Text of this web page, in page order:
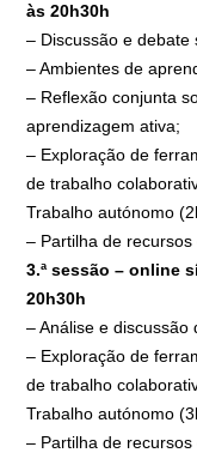
às 20h30h
– Discussão e debate
– Ambientes de
– Reflexão conjunta
aprendizagem ativa;
– Exploração de
de trabalho
Trabalho autónomo
– Partilha de recursos
3.ª sessão – online
20h30h
– Análise e discussão
– Exploração de
de trabalho
Trabalho autónomo
– Partilha de recursos